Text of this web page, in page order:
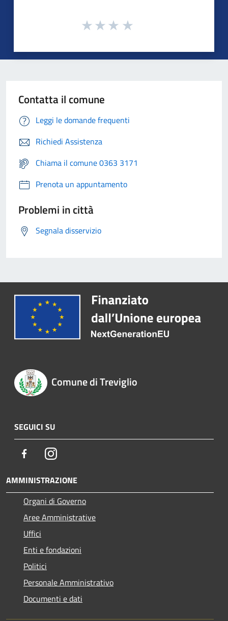
Contatta il comune
Leggi le domande frequenti
Richiedi Assistenza
Chiama il comune 0363 3171
Prenota un appuntamento
Problemi in città
Segnala disservizio
Comune di Treviglio
SEGUICI SU
FacebookInstagram
AMMINISTRAZIONE
Organi di Governo
Aree Amministrative
Uffici
Enti e fondazioni
Politici
Personale Amministrativo
Documenti e dati